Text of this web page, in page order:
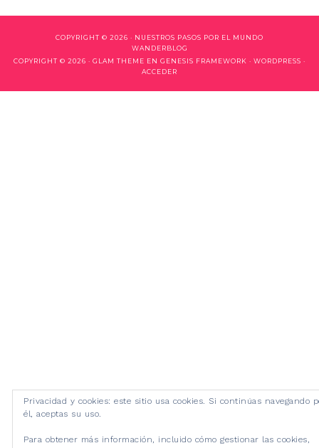
COPYRIGHT © 2026 · NUESTROS PASOS POR EL MUNDO
WANDERBLOG
COPYRIGHT © 2026 · GLAM THEME EN GENESIS FRAMEWORK · WORDPRESS ·
ACCEDER
Privacidad y cookies: este sitio usa cookies. Si continúas navegando
él, aceptas su uso.
Para obtener más información, incluido cómo gestionar las cookies,